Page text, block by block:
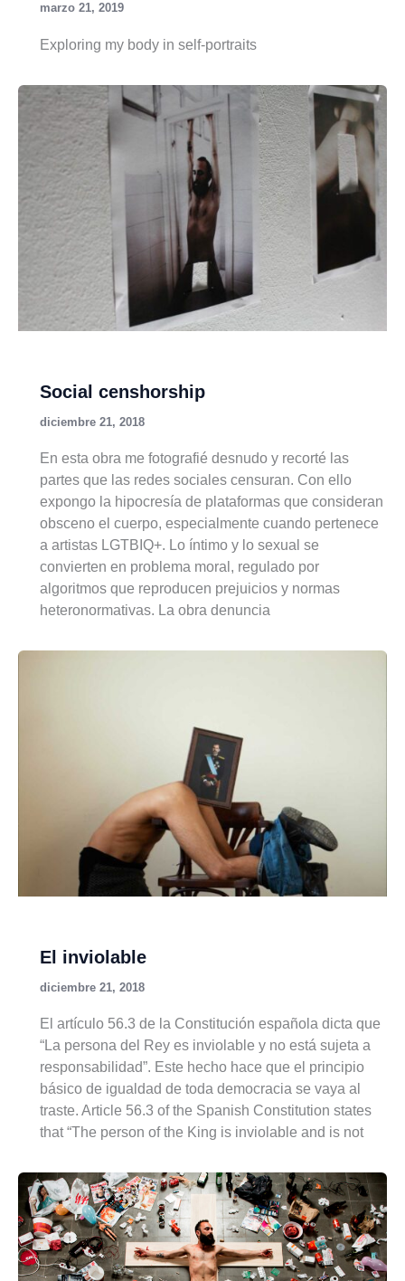
marzo 21, 2019
Exploring my body in self-portraits
Social censhorship
diciembre 21, 2018
En esta obra me fotografié desnudo y recorté las
partes que las redes sociales censuran. Con ello
expongo la hipocresía de plataformas que consideran
obsceno el cuerpo, especialmente cuando pertenece
a artistas LGTBIQ+. Lo íntimo y lo sexual se
convierten en problema moral, regulado por
algoritmos que reproducen prejuicios y normas
heteronormativas. La obra denuncia
El inviolable
diciembre 21, 2018
El artículo 56.3 de la Constitución española dicta que
“La persona del Rey es inviolable y no está sujeta a
responsabilidad”. Este hecho hace que el principio
básico de igualdad de toda democracia se vaya al
traste. Article 56.3 of the Spanish Constitution states
that “The person of the King is inviolable and is not